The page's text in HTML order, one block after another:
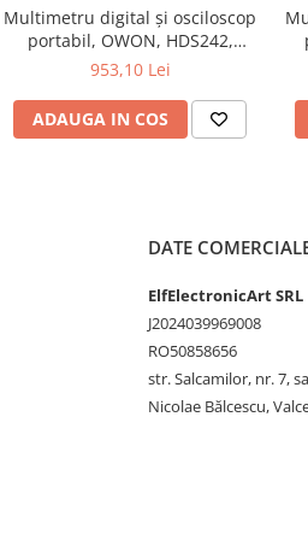
Multimetru digital și osciloscop
portabil, OWON, HDS242,
200mV-1kV, 200mA-
953,10 Lei
ADAUGA IN COS
DATE
ElfElectronicArt SRL
J2024039969008
RO50858656
str. Salcamilor, nr. 7,
Nicolae Bălcescu,